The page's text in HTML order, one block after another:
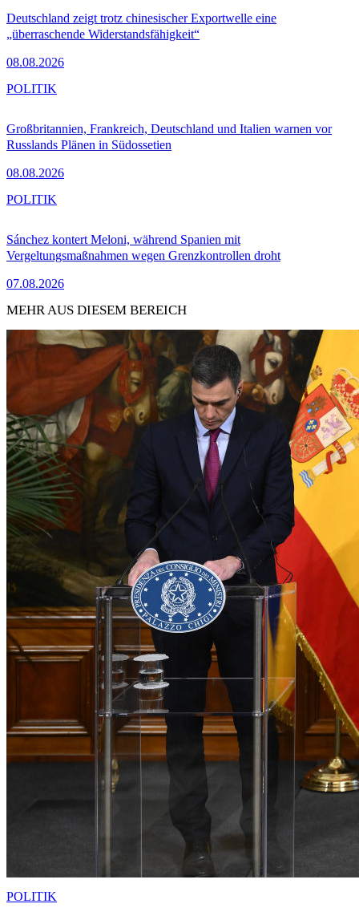
Deutschland zeigt trotz chinesischer Exportwelle eine
„überraschende Widerstandsfähigkeit“
08.08.2026
Großbritannien, Frankreich, Deutschland und Italien warnen vor
Russlands Plänen in Südossetien
08.08.2026
POLITIK
Sánchez kontert Meloni, während Spanien mit
Vergeltungsmaßnahmen wegen Grenzkontrollen droht
07.08.2026
POLITIK
MEHR AUS DIESEM BEREICH
POLITIK